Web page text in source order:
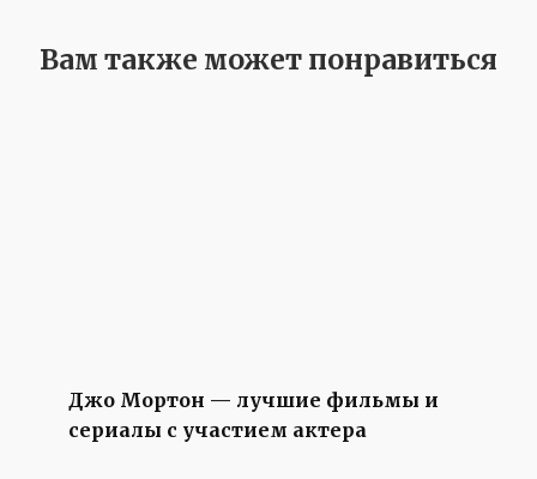
Вам также может понравиться
Джо Мортон — лучшие фильмы и
сериалы с участием актера